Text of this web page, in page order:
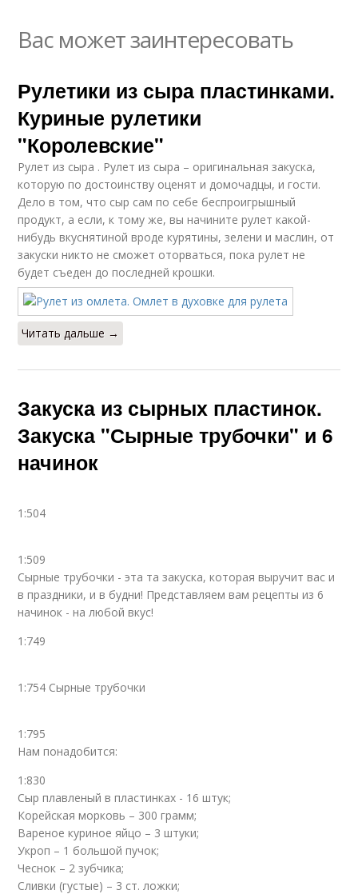
Вас может заинтересовать
Рулетики из сыра пластинками.
Куриные рулетики
"Королевские"
Рулет из сыра . Рулет из сыра – оригинальная закуска,
которую по достоинству оценят и домочадцы, и гости.
Дело в том, что сыр сам по себе беспроигрышный
продукт, а если, к тому же, вы начините рулет какой-
нибудь вкуснятиной вроде курятины, зелени и маслин, от
закуски никто не сможет оторваться, пока рулет не
будет съеден до последней крошки.
Читать дальше →
Закуска из сырных пластинок.
Закуска "Сырные трубочки" и 6
начинок
1:504
1:509
Сырные трубочки - эта та закуска, которая выручит вас и
в праздники, и в будни! Представляем вам рецепты из 6
начинок - на любой вкус!
1:749
1:754 Сырные трубочки
1:795
Нам понадобится:
1:830
Сыр плавленый в пластинках - 16 штук;
Корейская морковь – 300 грамм;
Вареное куриное яйцо – 3 штуки;
Укроп – 1 большой пучок;
Чеснок – 2 зубчика;
Сливки (густые) – 3 ст. ложки;